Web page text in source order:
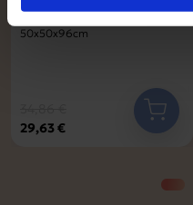
50x50x96cm
29,63 €